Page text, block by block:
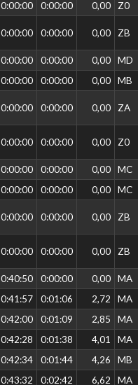
0:00:00 0:00:00 0,00 Z0
0:00:00 0:00:00 0,00 ZB
0:00:00 0:00:00 0,00
MD
0:00:00 0:00:00 0,00 MB
0:00:00 0:00:00 0,00 ZA
0:00:00 0:00:00 0,00 Z0
0:00:00 0:00:00 0,00
MC
0:00:00 0:00:00 0,00 MC
0:00:00 0:00:00 0,00 ZB
0:00:00 0:00:00 0,00 ZB
0:40:50 0:00:00 0,00
MA
0:41:57 0:01:06 2,72
MA
0:42:00 0:01:09 2,85
MA
0:42:28 0:01:38 4,01
MA
0:42:34 0:01:44 4,26
MB
0:43:32 0:02:42 6,62
MA